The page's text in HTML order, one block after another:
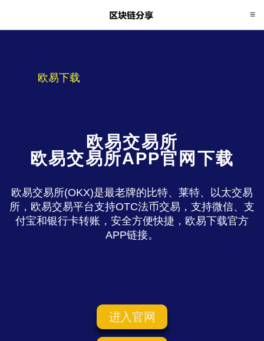
欧易下载
欧易交易所
欧易交易所APP官网下载
欧易交易所(OKX)是最老牌的比特、莱特、以太交易
所，欧易交易平台支持OTC法币交易，支持微信、支
付宝和银行卡转账，安全方便快捷，欧易下载官方
APP链接。
进入官网